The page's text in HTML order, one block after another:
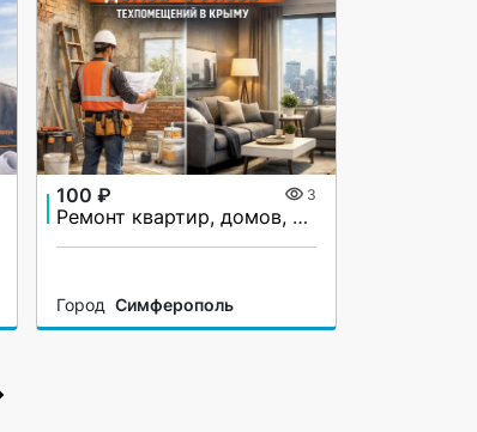
100 ₽ 3
Ремонт квартир, домов, офисов и тех помещений.
Город Симферополь